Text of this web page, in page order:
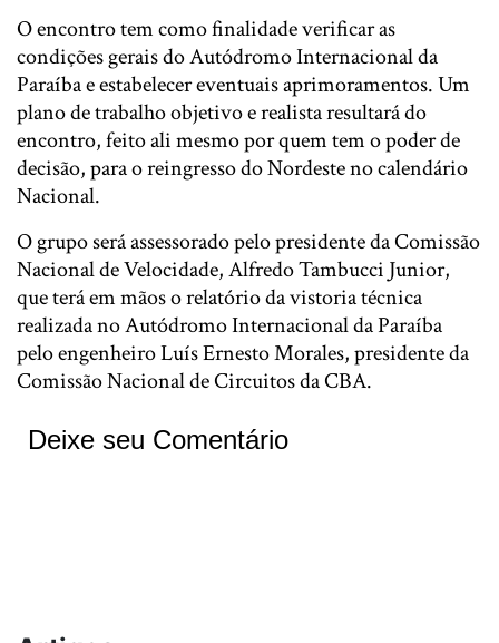
O encontro tem como finalidade verificar as
condições gerais do Autódromo Internacional da
Paraíba e estabelecer eventuais aprimoramentos. Um
plano de trabalho objetivo e realista resultará do
encontro, feito ali mesmo por quem tem o poder de
decisão, para o reingresso do Nordeste no calendário
Nacional.
O grupo será assessorado pelo presidente da Comissão
Nacional de Velocidade, Alfredo Tambucci Junior,
que terá em mãos o relatório da vistoria técnica
realizada no Autódromo Internacional da Paraíba
pelo engenheiro Luís Ernesto Morales, presidente da
Comissão Nacional de Circuitos da CBA.
Deixe seu Comentário